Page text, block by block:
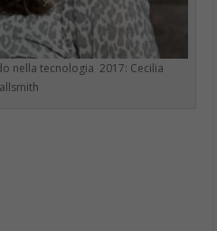
nella tecnologia 2017: Cecilia
italiani) Eight, il